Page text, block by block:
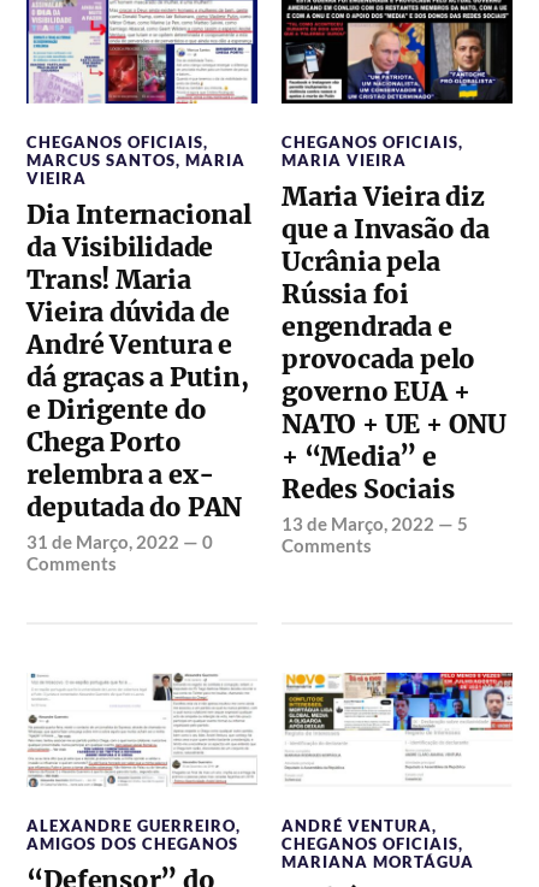
CHEGANOS OFICIAIS,
MARCUS SANTOS,MARIA
VIEIRA
Dia Internacional
da Visibilidade
Trans! Maria
Vieira dúvida de
André Ventura e
dá graças a Putin,
e Dirigente do
Chega Porto
relembra a ex-
deputada do PAN
31 de Março, 2022 —0
Comments
CHEGANOS OFICIAIS,
MARIA VIEIRA
Maria Vieira diz
que a Invasão da
Ucrânia pela
Rússia foi
engendrada e
provocada pelo
governo EUA +
NATO + UE + ONU
+ “Media” e
Redes Sociais
13 de Março, 2022 — 5
Comments
ALEXANDRE GUERREIRO,
AMIGOS DOS CHEGANOS
ANDRÉ VENTURA,
CHEGANOS OFICIAIS,
MARIANA MORTÁGUA